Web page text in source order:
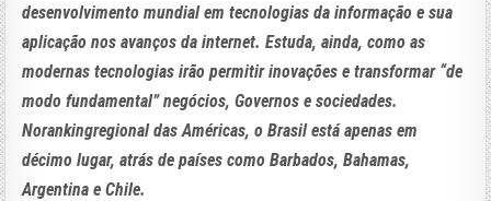
desenvolvimento mundial em tecnologias da informação e sua
aplicação nos avanços da internet. Estuda, ainda, como as
modernas tecnologias irão permitir inovações e transformar “de
modo fundamental” negócios, Governos e sociedades.
Norankingregional das Américas, o Brasil está apenas em
décimo lugar, atrás de países como Barbados, Bahamas,
Argentina e Chile.